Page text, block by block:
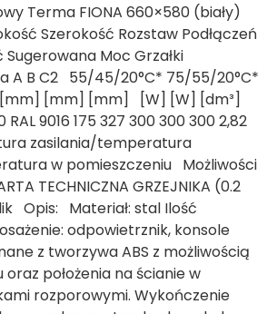
Terma FIONA 660×580 (biały)
Szerokość Rozstaw Podłączeń
Moc Grzałki
A B C2 55/45/20°C* 75/55/20°C*
[mm] [mm] [mm] [W] [W] [dm³]
9016 175 327 300 300 300 2,82
zasilania/temperatura
w pomieszczeniu Możliwości
TECHNICZNA GRZEJNIKA (0.2
Opis: Materiał: stal Ilość
odpowietrznik, konsole
z tworzywa ABS z możliwością
oraz położenia na ścianie w
rozporowymi. Wykończenie